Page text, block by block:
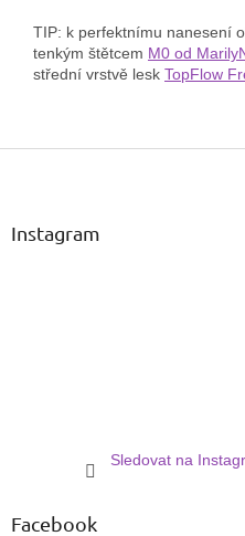
TIP: k perfektnímu nanesení
tenkým štětcem M0 od
střední vrstvě lesk TopFlow
Z
Instagram
Sledovat na
Facebook